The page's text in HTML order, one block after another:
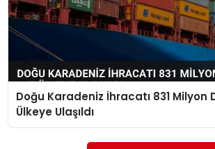
SPOR
EKONOMI
Doğu Karadeniz İhracatı 831 Milyon
Ülkeye Ulaşıldı